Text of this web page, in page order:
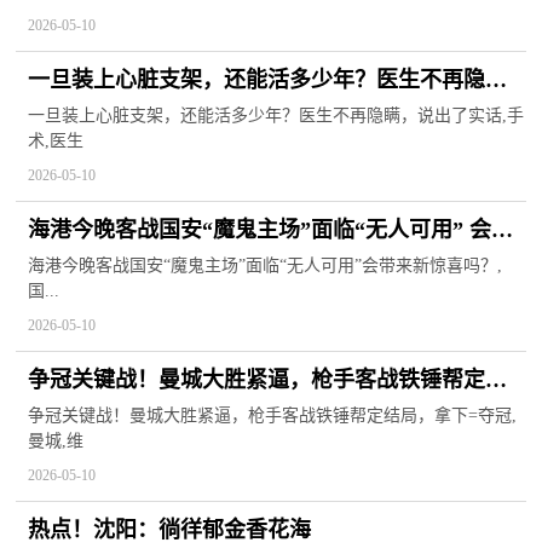
2026-05-10
一旦装上心脏支架，还能活多少年？医生不再隐
瞒，说出了实话 每日讯息
一旦装上心脏支架，还能活多少年？医生不再隐瞒，说出了实话,手
术,医生
2026-05-10
海港今晚客战国安“魔鬼主场”面临“无人可用” 会带
来新惊喜吗？
海港今晚客战国安“魔鬼主场”面临“无人可用”会带来新惊喜吗？,
国...
2026-05-10
争冠关键战！曼城大胜紧逼，枪手客战铁锤帮定结
局，拿下=夺冠
争冠关键战！曼城大胜紧逼，枪手客战铁锤帮定结局，拿下=夺冠,
曼城,维
2026-05-10
热点！沈阳：徜徉郁金香花海